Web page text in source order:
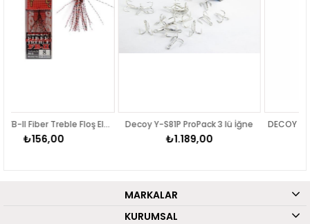
DECOY FB-II Fiber Treble Floş Elyaflı Üçlü İğne Decoy Y-S81P ProPack 3 lü İğne
MARKALAR
KURUMSAL